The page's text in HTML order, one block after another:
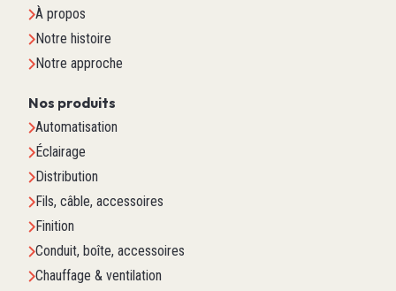
À propos
Notre histoire
Notre approche
Nos produits
Automatisation
Éclairage
Distribution
Fils, câble, accessoires
Finition
Conduit, boîte, accessoires
Chauffage & ventilation